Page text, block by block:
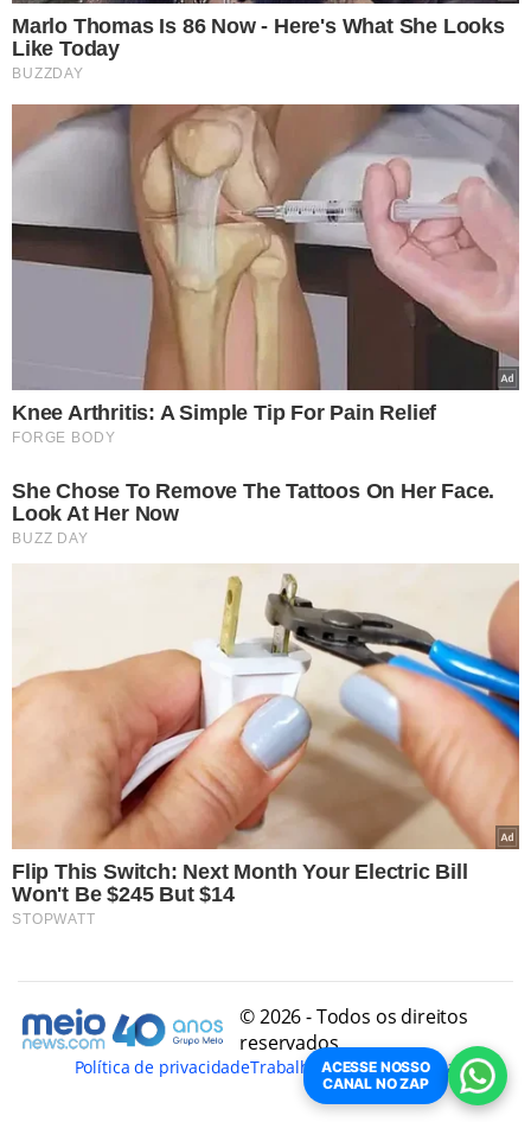
© 2026 - Todos os direitos
reservados
Política de privacidadeTrabalhe ConoscoConheça
ACESSE NOSSO
CANAL NO ZAP